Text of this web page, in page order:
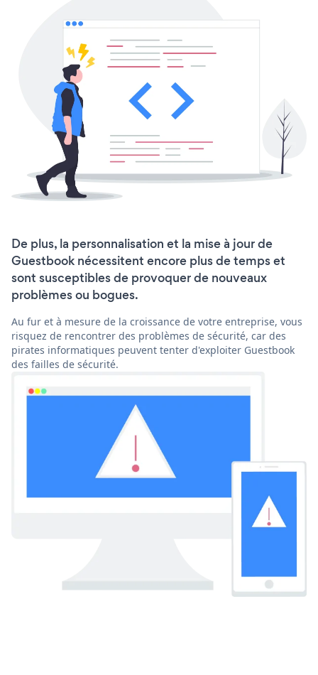
De plus, la personnalisation et la mise à jour de
Guestbook nécessitent encore plus de temps et
sont susceptibles de provoquer de nouveaux
problèmes ou bogues.
Au fur et à mesure de la croissance de votre entreprise, vous
risquez de rencontrer des problèmes de sécurité, car des
pirates informatiques peuvent tenter d'exploiter Guestbook
des failles de sécurité.